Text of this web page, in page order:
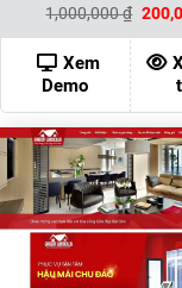
1,000,000₫ Giá
là:
Xem
Demo